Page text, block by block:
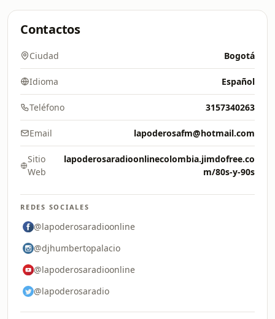
Contactos
Ciudad Bogotá
Idioma Español
Teléfono 3157340263
Email lapoderosafm@hotmail.com
Sitio
Web
lapoderosaradioonlinecolombia.jimdofree.co
m/80s-y-90s
REDES SOCIALES
@lapoderosaradioonline
@djhumbertopalacio
@lapoderosaradioonline
@lapoderosaradio